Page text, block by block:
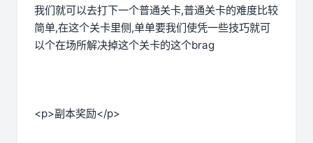
我们就可以去打下一个普通关卡,普通关卡的难度比较
简单,在这个关卡里侧,单单要我们使凭一些技巧就可
以个在场所解决掉这个关卡的这个brag
<p>副本奖励</p>